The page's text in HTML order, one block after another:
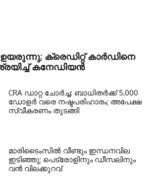
ഉയരുന്നു; ക്രെഡിറ്റ് കാർഡിനെ
കനേഡിയൻ
CRA ഡാറ്റ ചോർച്ച: ബാധിതർക്ക് 5,000
ഡോളർ വരെ നഷ്ടപരിഹാരം; അപേക്ഷ
സ്വീകരണം തുടങ്ങി
മാരിടൈംസിൽ വീണ്ടും ഇന്ധനവില
ഇടിഞ്ഞു; പെട്രോളിനും ഡീസലിനും
വൻ വിലക്കുറവ്